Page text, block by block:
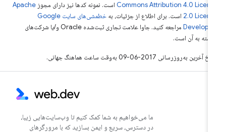
Commons Attribution 4.0است. نمونه کدها نیز دارای مجوزApache
2.0است. برای اطلاع از جزئیات، به
خطمشی‌های سایت Google
مراجعه کنید. جاوا علامت تجاری ثبت‌شده Oracle و/یا شرکت‌های
به آن است.
آخرین به‌روزرسانی 2017-06-09 به‌وقت ساعت هماهنگ جهانی.
ما می‌خواهیم به شما کمک کنیم تا وب‌سایت‌هایی زیبا،
در دسترس، سریع و ایمن بسازید که با مرورگرهای